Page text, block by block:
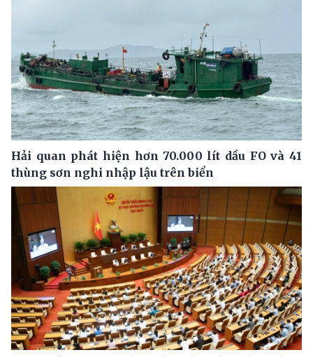
Hải quan phát hiện hơn 70.000 lít dầu FO và 41
thùng sơn nghi nhập lậu trên biển